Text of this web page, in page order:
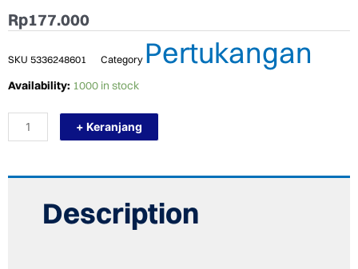
Rp177.000
SKU 5336248601 Category Pertukangan
Availability: 1000 in stock
TERMURAH
GRANIT
X
+ Keranjang
Description